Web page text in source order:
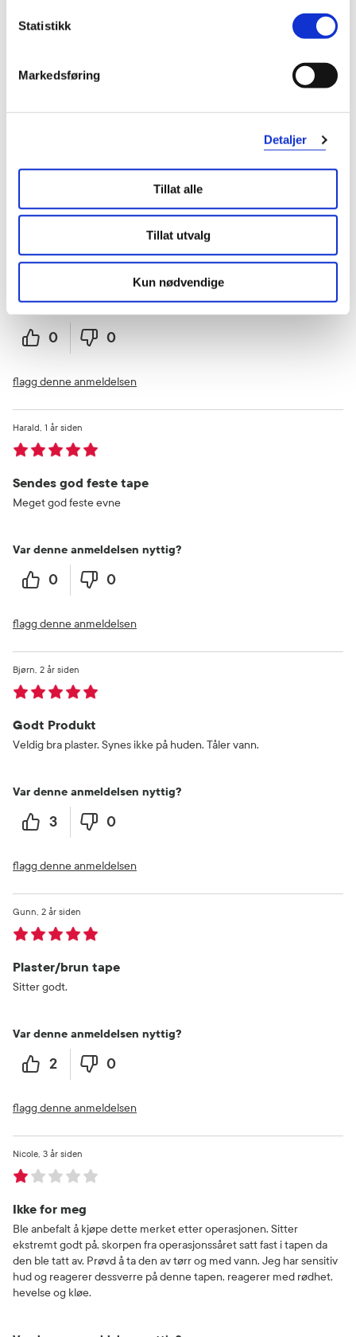
Statistikk
Markedsføring
Detaljer
Tillat alle
Tillat utvalg
Kun nødvendige
Veldig bra produkt til feks bruk på arr etter operasjoner🤩🙌🏼
Den bare løsner, må bytte flere ganger daglig
0 0
flagg denne anmeldelsen
Sendes god feste tape
1 år siden
Harald
Meget god feste evne
Var denne anmeldelsen nyttig?
0 0
flagg denne anmeldelsen
Godt Produkt
2 år siden
Bjørn
Veldig bra plaster. Synes ikke på huden. Tåler vann.
Var denne anmeldelsen nyttig?
3 0
flagg denne anmeldelsen
Plaster/brun tape
2 år siden
Gunn
Sitter godt.
Var denne anmeldelsen nyttig?
2 0
flagg denne anmeldelsen
Ikke for meg
3 år siden
Nicole
Ble anbefalt å kjøpe dette merket etter operasjonen. Sitter
ekstremt godt på, skorpen fra operasjonssåret satt fast i tapen da
den ble tatt av. Prøvd å ta den av tørr og med vann. Jeg har sensitiv
hud og reagerer dessverre på denne tapen, reagerer med rødhet,
hevelse og kløe.